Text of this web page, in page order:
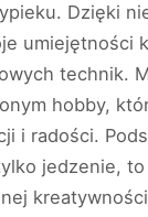
Dzięki
umiejętności
technik.
hobby,
i radości.
jedzenie, to